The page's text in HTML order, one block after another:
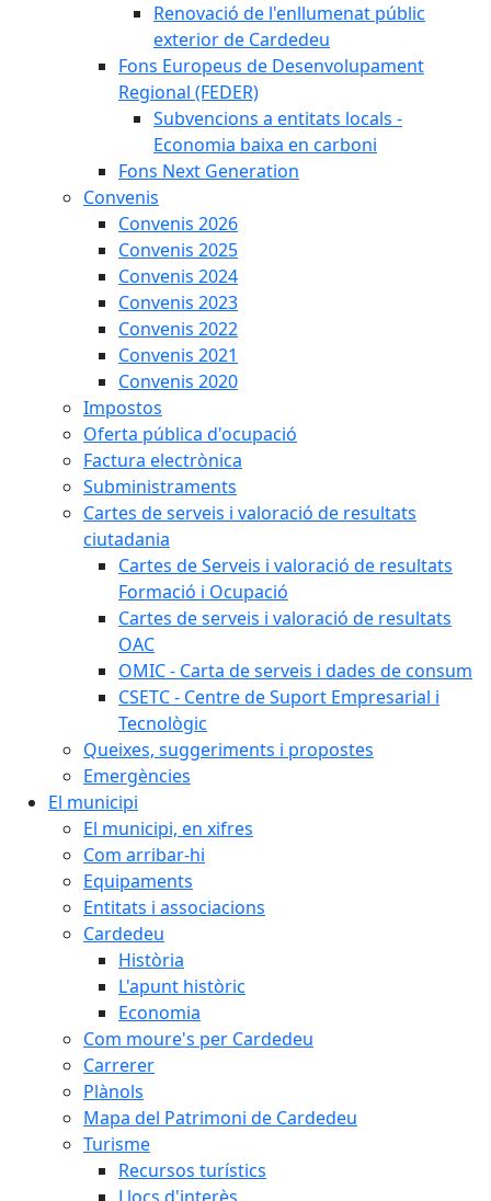
Renovació de l'enllumenat públic
exterior de Cardedeu
Fons Europeus de Desenvolupament
Regional (FEDER)
Subvencions a entitats locals -
Economia baixa en carboni
Fons Next Generation
Convenis
Convenis 2026
Convenis 2025
Convenis 2024
Convenis 2023
Convenis 2022
Convenis 2021
Convenis 2020
Impostos
Oferta pública d'ocupació
Factura electrònica
Subministraments
Cartes de serveis i valoració de resultats
ciutadania
Cartes de Serveis i valoració de resultats
Formació i Ocupació
Cartes de serveis i valoració de resultats
OAC
OMIC - Carta de serveis i dades de consum
CSETC - Centre de Suport Empresarial i
Tecnològic
Queixes, suggeriments i propostes
Emergències
El municipi
El municipi, en xifres
Com arribar-hi
Equipaments
Entitats i associacions
Cardedeu
Història
L'apunt històric
Economia
Com moure's per Cardedeu
Carrerer
Plànols
Mapa del Patrimoni de Cardedeu
Turisme
Recursos turístics